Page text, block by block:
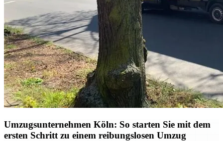
Umzugsunternehmen Köln: So starten Sie mit dem
ersten Schritt zu einem reibungslosen Umzug